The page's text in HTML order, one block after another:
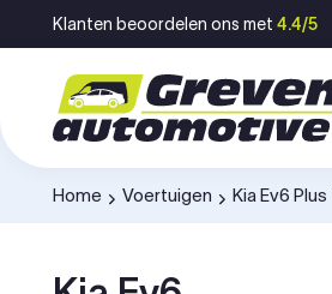
Ga naar inhoud
Klanten beoordelen ons met 4.4/5
Home
-
Voertuigen
-
Kia Ev6